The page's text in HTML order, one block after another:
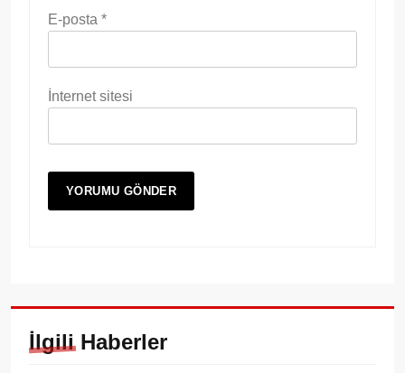
E-posta *
İnternet sitesi
İlgili Haberler